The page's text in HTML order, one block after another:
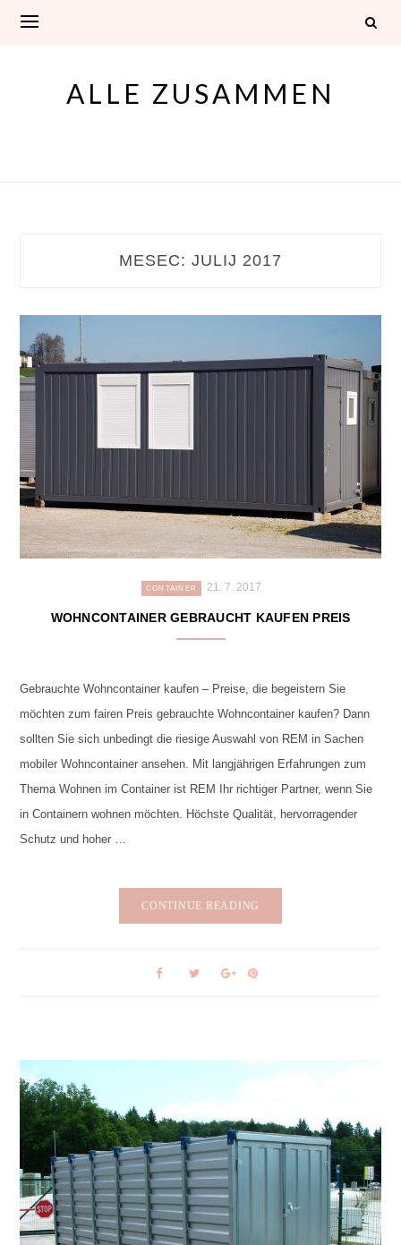
ALLE ZUSAMMEN
MESEC: JULIJ 2017
CONTAINER 21. 7. 2017
WOHNCONTAINER GEBRAUCHT KAUFEN PREIS
Gebrauchte Wohncontainer kaufen – Preise, die begeistern Sie
möchten zum fairen Preis gebrauchte Wohncontainer kaufen? Dann
sollten Sie sich unbedingt die riesige Auswahl von REM in Sachen
mobiler Wohncontainer ansehen. Mit langjährigen Erfahrungen zum
Thema Wohnen im Container ist REM Ihr richtiger Partner, wenn Sie
in Containern wohnen möchten. Höchste Qualität, hervorragender
Schutz und hoher …
CONTINUE READING